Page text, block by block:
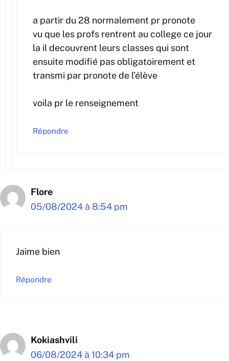
a partir du 28 normalement pr pronote
vu que les profs rentrent au college ce jour
la il decouvrent leurs classes qui sont
ensuite modifié pas obligatoirement et
transmi par pronote de l’élève
voila pr le renseignement
Répondre
Flore
05/08/2024 à 8:54 pm
Jaime bien
Répondre
Kokiashvili
06/08/2024 à 10:34 pm